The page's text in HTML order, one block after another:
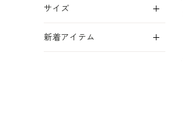
サイズ
新着アイテム